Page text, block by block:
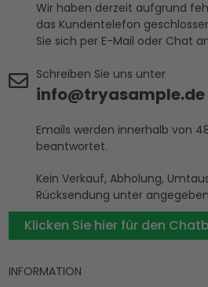
Wir haben derzeit aufgrund
das Kundentelefon
Sie sich per E-Mail oder Chat
Schreiben Sie uns unter
info@tryasample.de
Emails werden innerhalb von
beantwortet.
Kein Verkauf, Abholung,
Rücksendung unter
Klicken Sie hier für den
INFORMATION